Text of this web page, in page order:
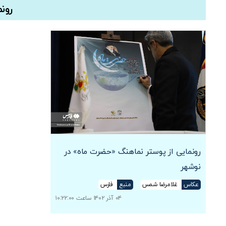
رونمایی از پوستر نماهنگ «حضرت ماه» در
نوشهر
عکاس غلامرضا شمس منبع
فارس
۰۴ آذر ۱۴۰۲ ساعت ۱۰:۲۲:۰۰